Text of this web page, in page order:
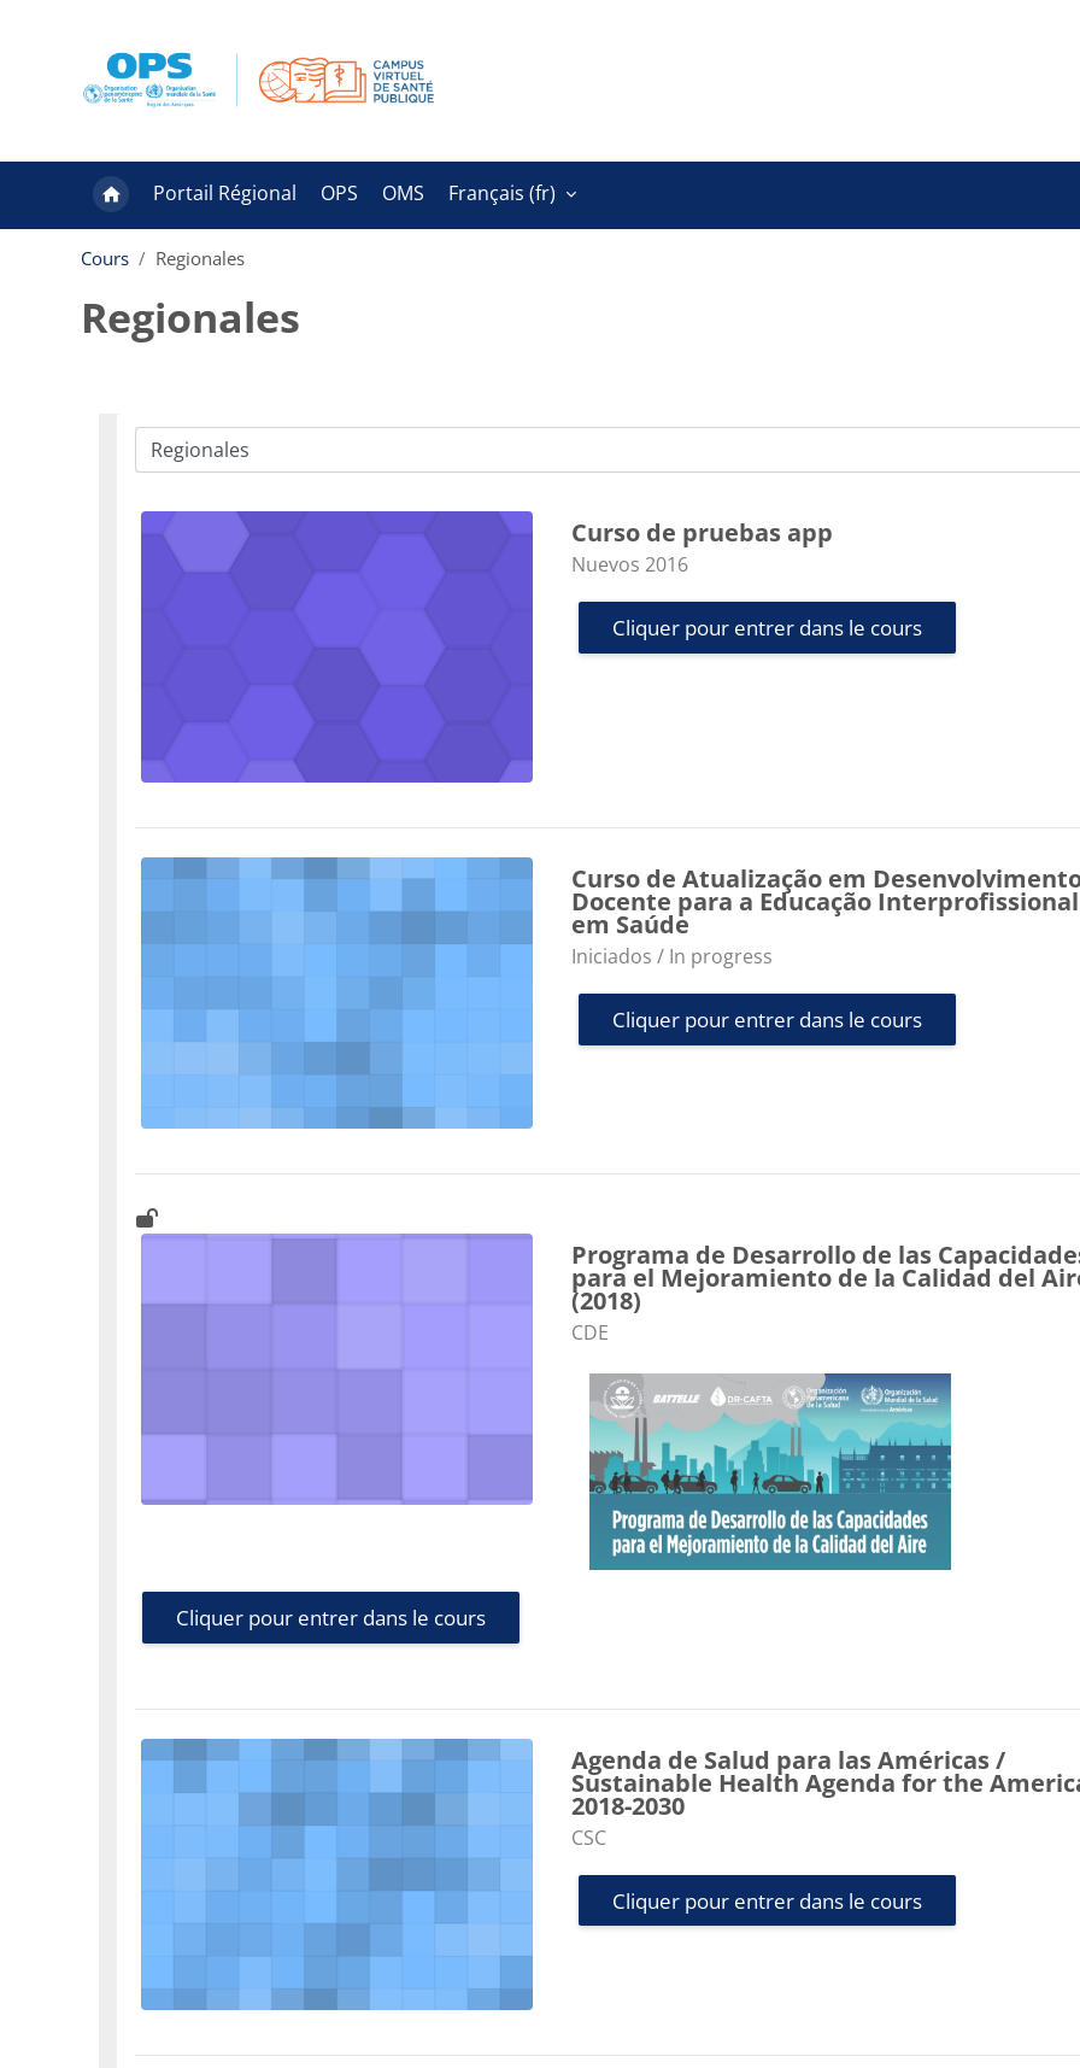
Portail Régional OPS OMS Français ‎(fr)‎
Cours Regionales
Regionales
Catégories de cours
Curso de pruebas app
Catégorie de cours
Nuevos 2016
Cliquer pour entrer dans le cours
Curso de Atualização em
Docente para a Educação Interprofissional
em Saúde
Catégorie de cours
Iniciados / In progress
Cliquer pour entrer dans le cours
Programa de Desarrollo de las
para el Mejoramiento de la Calidad del
(2018)
Catégorie de cours
CDE
Cliquer pour entrer dans le cours
Agenda de Salud para las Américas /
Sustainable Health Agenda for the
2018-2030
Catégorie de cours
CSC
Cliquer pour entrer dans le cours